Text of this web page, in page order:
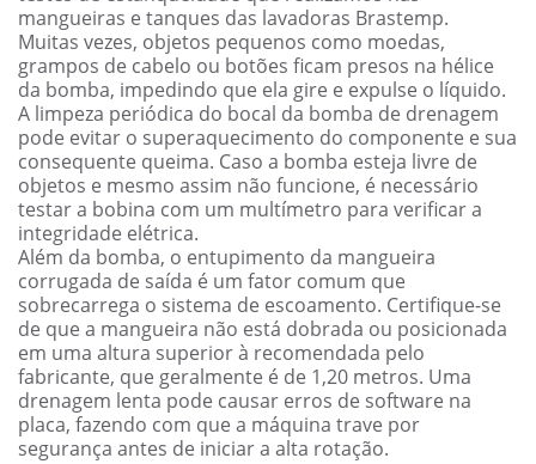
mangueiras e tanques das lavadoras Brastemp.
Muitas vezes, objetos pequenos como moedas,
grampos de cabelo ou botões ficam presos na hélice
da bomba, impedindo que ela gire e expulse o líquido.
A limpeza periódica do bocal da bomba de drenagem
pode evitar o superaquecimento do componente e sua
consequente queima. Caso a bomba esteja livre de
objetos e mesmo assim não funcione, é necessário
testar a bobina com um multímetro para verificar a
integridade elétrica.
Além da bomba, o entupimento da mangueira
corrugada de saída é um fator comum que
sobrecarrega o sistema de escoamento. Certifique-se
de que a mangueira não está dobrada ou posicionada
em uma altura superior à recomendada pelo
fabricante, que geralmente é de 1,20 metros. Uma
drenagem lenta pode causar erros de software na
placa, fazendo com que a máquina trave por
segurança antes de iniciar a alta rotação.